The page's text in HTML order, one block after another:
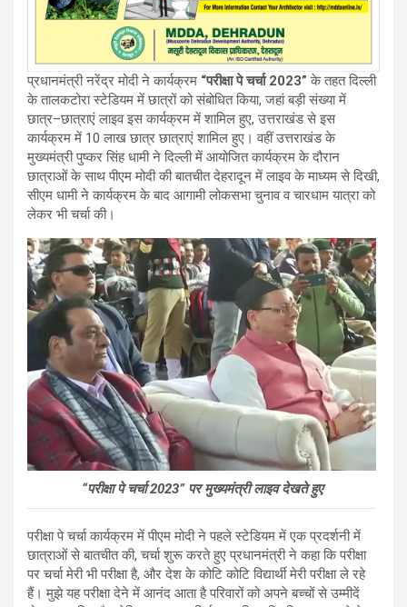
प्रधानमंत्री नरेंद्र मोदी ने कार्यक्रम “परीक्षा पे चर्चा 2023” के तहत दिल्ली
के तालकटोरा स्टेडियम में छात्रों को संबोधित किया, जहां बड़ी संख्या में
छात्र–छात्राएं लाइव इस कार्यक्रम में शामिल हुए, उत्तराखंड से इस
कार्यक्रम में 10 लाख छात्र छात्राएं शामिल हुए। वहीं उत्तराखंड के
मुख्यमंत्री पुष्कर सिंह धामी ने दिल्ली में आयोजित कार्यक्रम के दौरान
छात्राओं के साथ पीएम मोदी की बातचीत देहरादून में लाइव के माध्यम से दिखी,
सीएम धामी ने कार्यक्रम के बाद आगामी लोकसभा चुनाव व चारधाम यात्रा को
लेकर भी चर्चा की।
“परीक्षा पे चर्चा 2023” पर मुख्यमंत्री लाइव देखते हुए
परीक्षा पे चर्चा कार्यक्रम में पीएम मोदी ने पहले स्टेडियम में एक प्रदर्शनी में
छात्राओं से बातचीत की, चर्चा शुरू करते हुए प्रधानमंत्री ने कहा कि परीक्षा
पर चर्चा मेरी भी परीक्षा है, और देश के कोटि कोटि विद्यार्थी मेरी परीक्षा ले रहे
हैं। मुझे यह परीक्षा देने में आनंद आता है परिवारों को अपने बच्चों से उम्मीदें